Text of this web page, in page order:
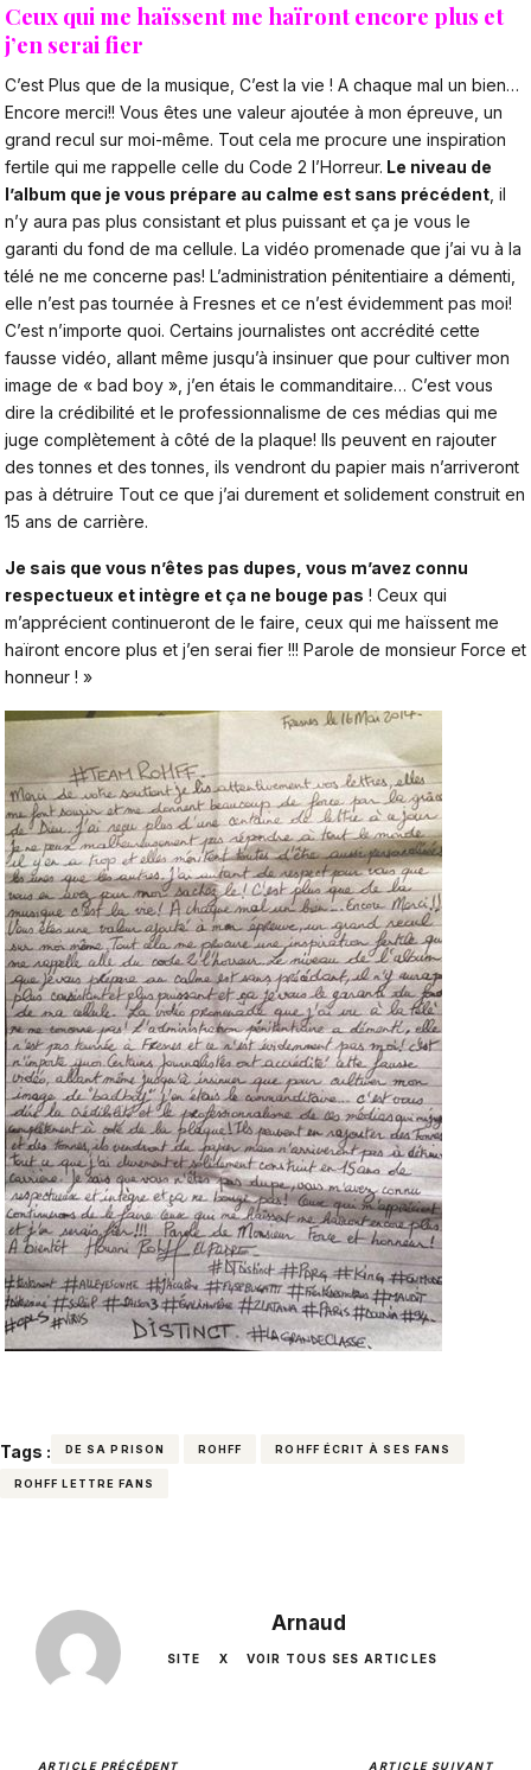
Ceux qui me haïssent me haïront encore plus et
j’en serai fier
C’est Plus que de la musique, C’est la vie ! A chaque mal un bien…
Encore merci!! Vous êtes une valeur ajoutée à mon épreuve, un
grand recul sur moi-même. Tout cela me procure une inspiration
fertile qui me rappelle celle du Code 2 l’Horreur. Le niveau de
l’album que je vous prépare au calme est sans précédent , il
n’y aura pas plus consistant et plus puissant et ça je vous le
garanti du fond de ma cellule. La vidéo promenade que j’ai vu à la
télé ne me concerne pas! L’administration pénitentiaire a démenti,
elle n’est pas tournée à Fresnes et ce n’est évidemment pas moi!
C’est n’importe quoi. Certains journalistes ont accrédité cette
fausse vidéo, allant même jusqu’à insinuer que pour cultiver mon
image de « bad boy », j’en étais le commanditaire… C’est vous
dire la crédibilité et le professionnalisme de ces médias qui me
juge complètement à côté de la plaque! Ils peuvent en rajouter
des tonnes et des tonnes, ils vendront du papier mais n’arriveront
pas à détruire Tout ce que j’ai durement et solidement construit en
15 ans de carrière.
Je sais que vous n’êtes pas dupes, vous m’avez connu
respectueux et intègre et ça ne bouge pas ! Ceux qui
m’apprécient continueront de le faire, ceux qui me haïssent me
haïront encore plus et j’en serai fier !!! Parole de monsieur Force et
honneur ! »
Tags : DE SA PRISON ROHFF ROHFF ÉCRIT À SES FANS
ROHFF LETTRE FANS
Arnaud
SITE X VOIR TOUS SES ARTICLES
ARTICLE PRÉCÉDENT ARTICLE SUIVANT